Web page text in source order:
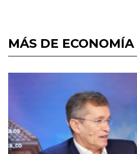
MÁS DE ECONOMÍA